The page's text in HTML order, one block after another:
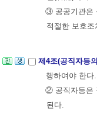
③ 공공기관은
적절한 보호
제4조(공직자등
행하여야 한다.
② 공직자등은
된다.